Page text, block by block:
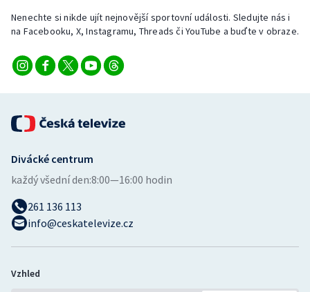
Vodní slalom
Ostatní
Nenechte si nikde ujít nejnovější sportovní události. Sledujte nás i
na Facebooku, X, Instagramu, Threads či YouTube a buďte v obraze.
Divácké centrum
každý všední den:8:00—16:00 hodin
261 136 113
info@ceskatelevize.cz
Vzhled